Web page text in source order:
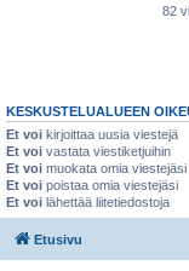
82
KESKUSTELUALUEEN
Et voi kirjoittaa uusia viestejä
Et voi vastata viestiketjuihin
Et voi muokata omia viestejäsi
Et voi poistaa omia viestejäsi
Et voi lähettää liitetiedostoja
Etusivu